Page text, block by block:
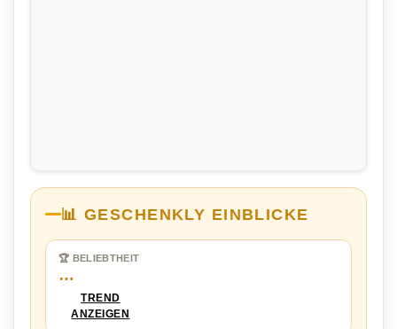
📊 GESCHENKLY EINBLICKE
🏆 BELIEBTHEIT
…
TREND
ANZEIGEN